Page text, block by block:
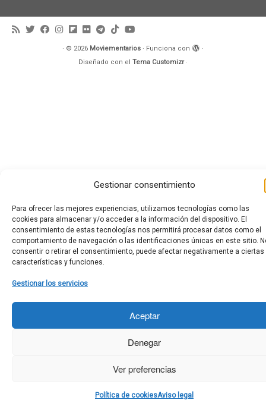
Gestionar consentimiento
Para ofrecer las mejores experiencias, utilizamos tecnologías como las
cookies para almacenar y/o acceder a la información del dispositivo. El
consentimiento de estas tecnologías nos permitirá procesar datos como el
comportamiento de navegación o las identificaciones únicas en este sitio.
consentir o retirar el consentimiento, puede afectar negativamente a ciertas
características y funciones.
Gestionar los servicios
Aceptar
Denegar
Ver preferencias
Política de cookiesAviso legal
· © 2026 Moviementarios · Funciona con
·
Diseñado con el Tema Customizr·